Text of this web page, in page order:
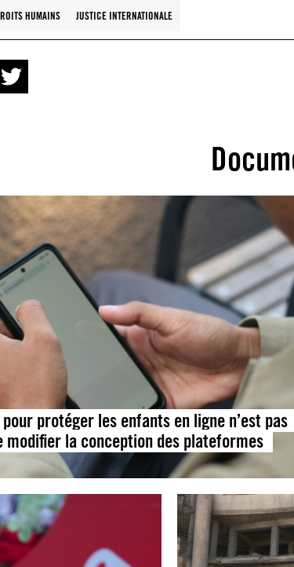
HUMAINS JUSTICE INTERNATIONALE
protéger les enfants en ligne n’est pas
modifier la conception des plateformes